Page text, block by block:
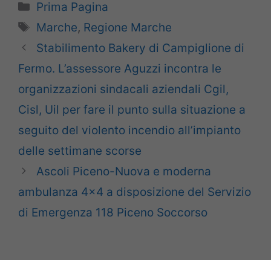
Categorie
Prima Pagina
Tag
Marche, Regione Marche
Stabilimento Bakery di Campiglione di
Fermo. L’assessore Aguzzi incontra le
organizzazioni sindacali aziendali Cgil,
Cisl, Uil per fare il punto sulla situazione a
seguito del violento incendio all’impianto
delle settimane scorse
Ascoli Piceno-Nuova e moderna
ambulanza 4×4 a disposizione del Servizio
di Emergenza 118 Piceno Soccorso